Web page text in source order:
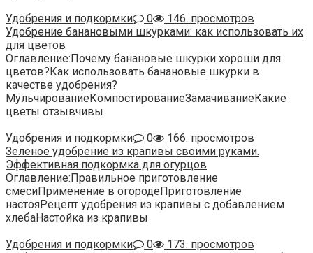
Удобрения и подкормки
0
146. просмотров
Удобрение банановыми шкурками: как использовать их
для цветов
Оглавление:Почему банановые шкурки хороши для
цветов?Как использовать банановые шкурки в
качестве удобрения?
МульчированиеКомпостированиеЗамачиваниеКакие
цветы отзывчивы
Удобрения и подкормки
0
166. просмотров
Зеленое удобрение из крапивы своими руками.
Эффективная подкормка для огурцов
Оглавление:Правильное приготовление
смесиПрименение в огородеПриготовление
настояРецепт удобрения из крапивы с добавлением
хлебаНастойка из крапивы
Удобрения и подкормки
0
173. просмотров